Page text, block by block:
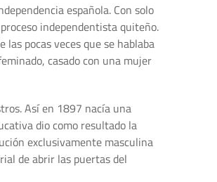
española. Con solo
independentista quiteño.
pocas veces que se hablaba
casado con una mujer
Así en 1897 nacía una
dio como resultado la
exclusivamente masculina
de abrir las puertas del